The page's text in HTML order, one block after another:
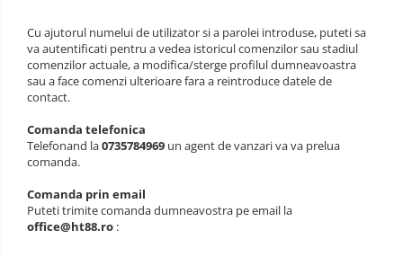
Cu ajutorul numelui de utilizator si a parolei introduse, puteti sa
va autentificati pentru a vedea istoricul comenzilor sau stadiul
comenzilor actuale, a modifica/sterge profilul dumneavoastra
sau a face comenzi ulterioare fara a reintroduce datele de
contact.
Comanda telefonica
Telefonand la0735784969 un agent de vanzari va va prelua
comanda.
Comanda prin email
Puteti trimite comanda dumneavostra pe email la
office@ht88.ro :